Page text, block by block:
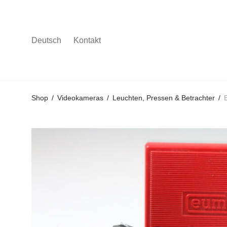
Deutsch Kontakt
Shop / Videokameras / Leuchten, Pressen & Betrachter /